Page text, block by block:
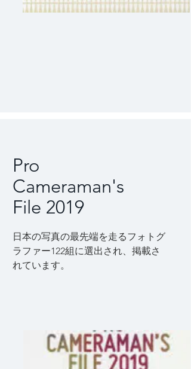
Pro
Cameraman's
File 2019
日本の写真の最先端を走るフォトグ
ラファー122組に選出され、掲載さ
れています。